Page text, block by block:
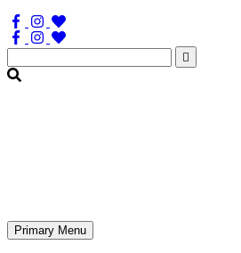
Søg
efter:
Primary Menu